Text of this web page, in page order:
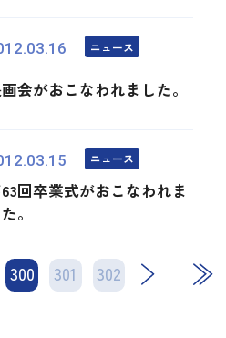
ニュース
会がおこなわれました。
ニュース
回卒業式がおこなわれま
。
300 301 302
次 最後